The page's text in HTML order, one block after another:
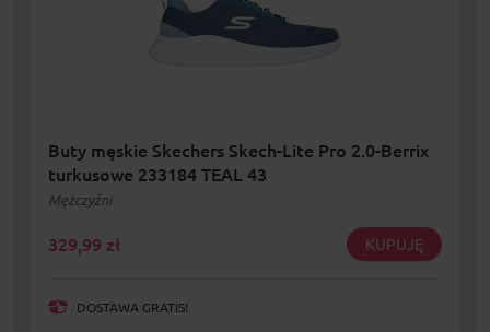
Buty męskie Skechers Skech-Lite Pro 2.0-Berrix
turkusowe 233184 TEAL 43
Mężczyźni
329,99 zł KUPUJĘ
DOSTAWA GRATIS!